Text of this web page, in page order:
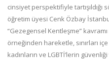
cinsiyet perspektifiyle tartışıldığı
öğretim üyesi Cenk Özbay
“Gezegensel Kentleşme”
örneğinden hareketle, sınırları
kadınların ve LGBTİ’lerin